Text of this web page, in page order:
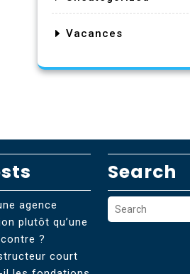
Vacances
agence
plutôt qu’une
?
court
Search